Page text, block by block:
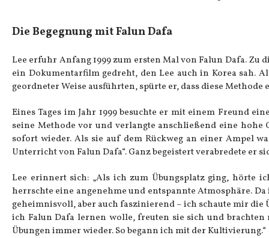
Die Begegnung mit Falun Dafa
Lee erfuhr Anfang 1999 zum ersten Mal von Falun Dafa.
ein Dokumentarfilm gedreht, den Lee auch in Korea sah.
geordneter Weise ausführten, spürte er, dass diese Methode
Eines Tages im Jahr 1999 besuchte er mit einem Freund
seine Methode vor und verlangte anschließend eine hohe
sofort wieder. Als sie auf dem Rückweg an einer Ampel
Unterricht von Falun Dafa“. Ganz begeistert verabredete er
Lee erinnert sich: „Als ich zum Übungsplatz ging, hörte
herrschte eine angenehme und entspannte Atmosphäre.
geheimnisvoll, aber auch faszinierend – ich schaute mir
ich Falun Dafa lernen wolle, freuten sie sich und
Übungen immer wieder. So begann ich mit der Kultivierung.“